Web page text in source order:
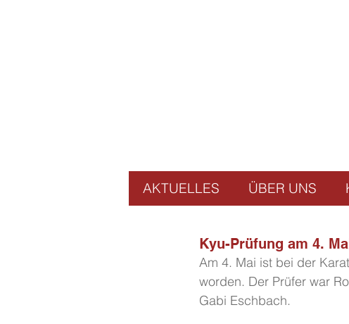
AKTUELLES ÜBER UNS
Kyu-Prüfung am 4.
Am 4. Mai ist bei der
worden. Der Prüfer war
Gabi Eschbach.